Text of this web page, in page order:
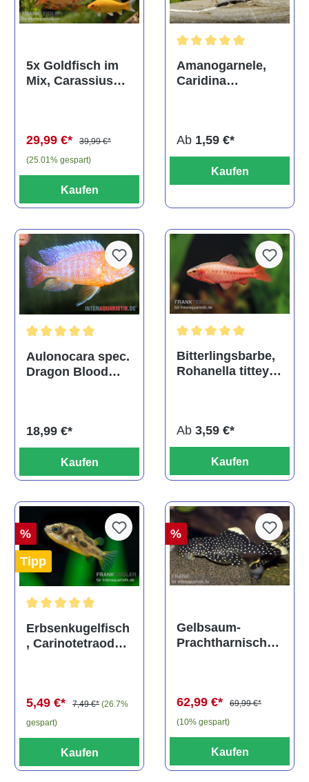
5x Goldfisch im
Mix, Carassius
29,99 €*
39,99 €*
(25.01% gespart)
Kaufen
Amanogarnele,
Caridina
Ab 1,59 €*
Kaufen
Durchschnittliche Bewertung von 5 von 5 Sternen
Aulonocara spec.
Dragon Blood
18,99 €*
Kaufen
Bitterlingsbarbe,
Rohanella titteya,
Ab 3,59 €*
Kaufen
%
Tipp
Durchschnittliche Bewertung von 5 von 5 Sternen
Erbsenkugelfisch
, Carinotetraodon
5,49 €* 7,49 €* (26.7%
gespart)
Kaufen
%
Gelbsaum-
Prachtharnischw
62,99 €*
69,99 €*
(10% gespart)
Kaufen